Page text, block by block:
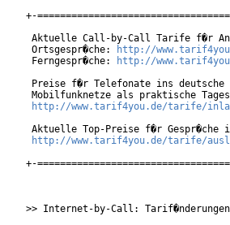
+-
Aktuelle Call-by-Call Tarife f�r
Ortsgespr�che:
http://
Ferngespr�che:
http://
Preise f�r Telefonate ins deutsche
Mobilfunknetze als praktische
http://www.tarif4you.de/tarife/
Aktuelle Top-Preise f�r Gespr�che
http://www.tarif4you.de/tarife/
+-
>> Internet-by-Call: Tarif�nderungen